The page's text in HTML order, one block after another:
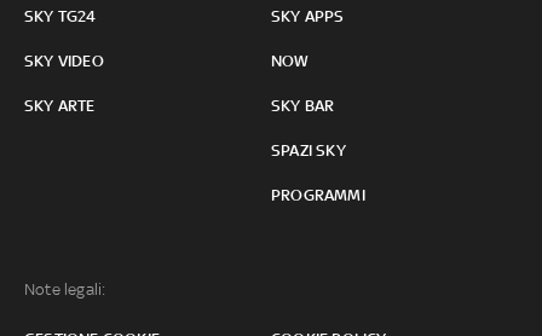
SKY TG24
SKY VIDEO
SKY ARTE
SKY APPS
NOW
SKY BAR
SPAZI SKY
PROGRAMMI
Note legali: